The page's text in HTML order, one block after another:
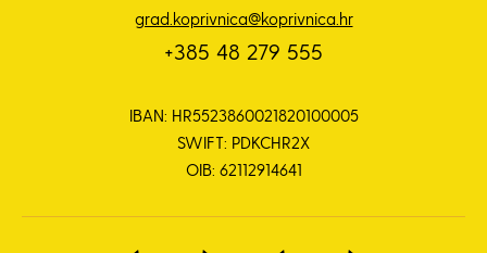
grad.koprivnica@koprivnica.hr
+385 48 279 555
IBAN: HR5523860021820100005
SWIFT: PDKCHR2X
OIB: 62112914641